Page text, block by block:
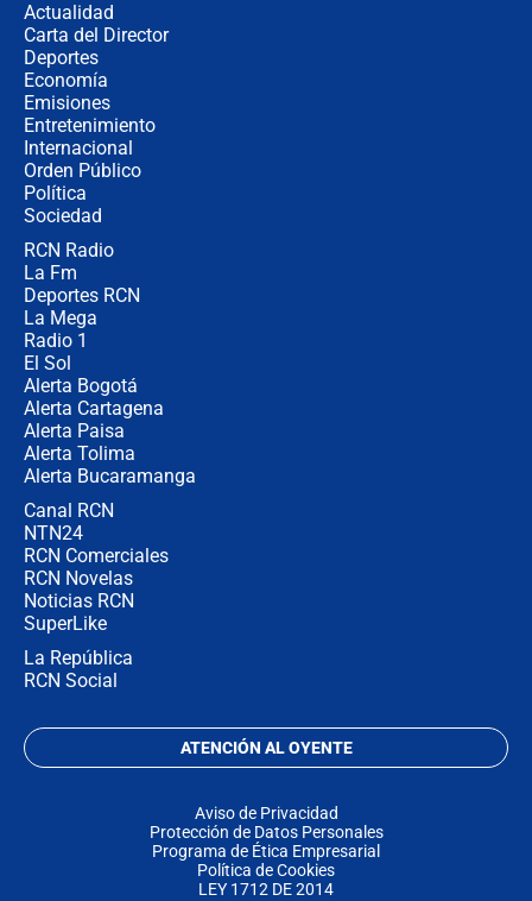
Actualidad
Carta del Director
Deportes
Economía
Emisiones
Entretenimiento
Internacional
Orden Público
Política
Sociedad
RCN Radio
La Fm
Deportes RCN
La Mega
Radio 1
El Sol
Alerta Bogotá
Alerta Cartagena
Alerta Paisa
Alerta Tolima
Alerta Bucaramanga
Canal RCN
NTN24
RCN Comerciales
RCN Novelas
Noticias RCN
SuperLike
La República
RCN Social
ATENCIÓN AL OYENTE
Aviso de Privacidad
Protección de Datos Personales
Programa de Ética Empresarial
Política de Cookies
LEY 1712 DE 2014